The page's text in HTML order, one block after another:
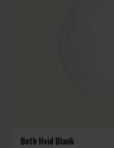
Beth Hvid Blank